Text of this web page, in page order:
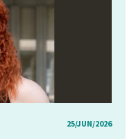
25/JUN/2026